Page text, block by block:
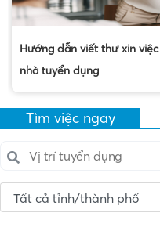
Hướng dẫn viết thư xin
nhà tuyển dụng
Tìm việc ngay